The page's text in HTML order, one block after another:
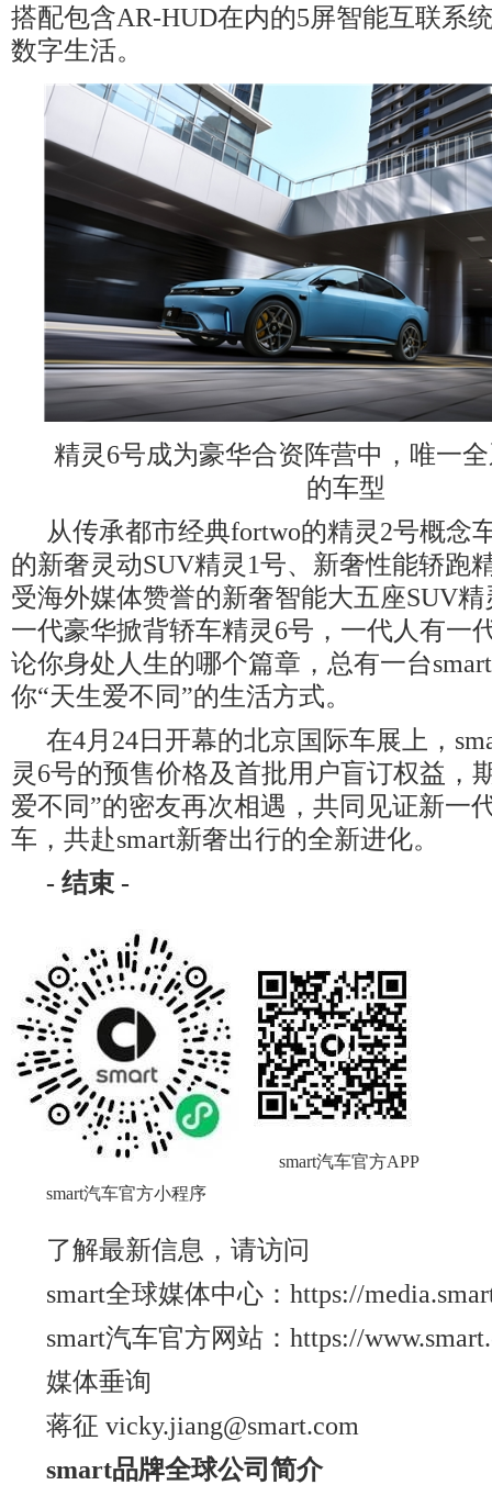
搭配包含AR-HUD在内的5屏智能互联系
数字生活。
精灵6号成为豪华合资阵营中，唯一
的车型
从传承都市经典fortwo的精灵2号概念
的新奢灵动SUV精灵1号、新奢性能轿跑
受海外媒体赞誉的新奢智能大五座SUV
一代豪华掀背轿车精灵6号，一代人有一
论你身处人生的哪个篇章，总有一台
你“天生爱不同”的生活方式。
在4月24日开幕的北京国际车展上，
灵6号的预售价格及首批用户盲订权益，
爱不同”的密友再次相遇，共同见证新一
车，共赴smart新奢出行的全新进化。
- 结束 -
smart汽车官方小程序
smart汽车官方APP
了解最新信息，请访问
smart全球媒体中心：https://
smart汽车官方网站：https://
媒体垂询
蒋征 vicky.jiang@smart.com
smart品牌全球公司简介